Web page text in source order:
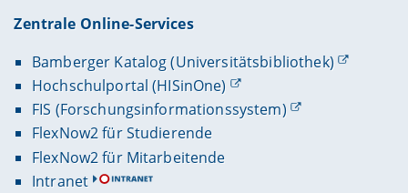
Zentrale Online-Services
Bamberger Katalog (Universitätsbibliothek)
Hochschulportal (HISinOne)
FIS (Forschungsinformationssystem)
FlexNow2 für Studierende
FlexNow2 für Mitarbeitende
Intranet